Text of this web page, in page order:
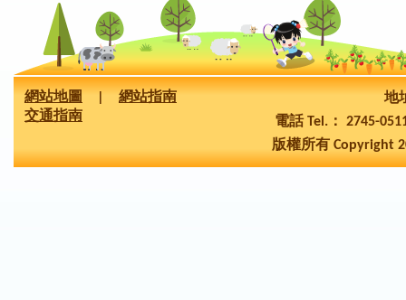
網站地圖
網站指南
交通指南
地
電話 Tel.： 2745-
版權所有 Copyright